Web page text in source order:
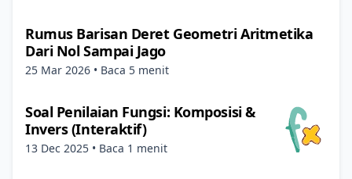
Rumus Barisan Deret Geometri Aritmetika
Dari Nol Sampai Jago
25 Mar 2026 • Baca 5 menit
Soal Penilaian Fungsi: Komposisi &
Invers (Interaktif)
13 Dec 2025 • Baca 1 menit